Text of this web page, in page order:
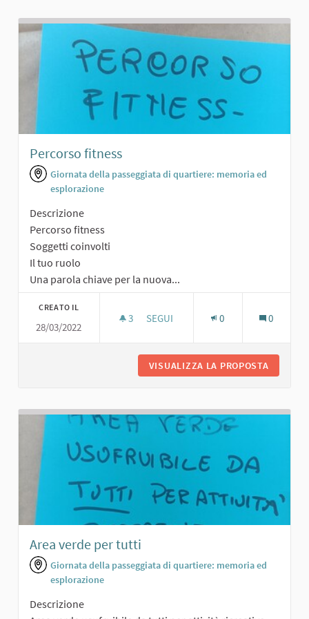
Percorso fitness
Giornata della passeggiata di quartiere: memoria ed
esplorazione
Descrizione
Percorso fitness
Soggetti coinvolti
Il tuo ruolo
Una parola chiave per la nuova...
CREATO IL
28/03/2022
3 3 SOSTENITORI
SEGUI 0 0
VISUALIZZA LA PROPOSTA
Area verde per tutti
Giornata della passeggiata di quartiere: memoria ed
esplorazione
Descrizione